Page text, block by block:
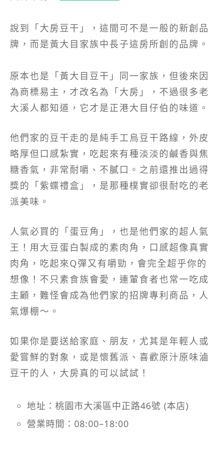
說到「大房豆干」，這間可不是一般的新創品
牌，而是黃大目家族中長子這房所創的品牌。
原本也是「黃大目豆干」同一家族，但後來因
為商標易主，才改名為「大房」，不過很多老
大溪人都知道，它才是正港大目仔伯的味道。
他們家的豆干走的是純手工烏豆干路線，外皮
略厚但口感紮實，吃起來有種淡淡的鹹香與焦
糖香氣，非常耐嚼、不膩口。之前還推出過得
獎的「紫蝶禮盒」，是那種樸實卻很耐吃的老
派美味。
人氣必買的「蛋豆角」，也是他們家的超人氣
王！用大豆蛋白製成的素肉角，口感超像真實
肉角，吃起來Q彈又有嚼勁，會完全超乎你的
想像！不只素食族會愛，連葷食者也常一吃成
主顧，難怪會成為他們家的招牌專利商品，人
氣爆棚～。
如果你是要送給家庭、朋友，尤其是年輕人或
愛嘗鮮的對象，或是懷舊派、喜歡原汁原味滷
豆干的人，大房真的可以試試！
地址：桃園市大溪區中正路46號 (本店)
營業時間：08:00–18:00